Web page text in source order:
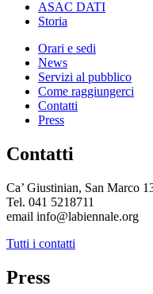
ASAC DATI
Storia
Orari e sedi
News
Servizi al pubblico
Come raggiungerci
Contatti
Press
Contatti
Ca’ Giustinian, San Marco
Tel. 041 5218711
email info@labiennale.org
Tutti i contatti
Press